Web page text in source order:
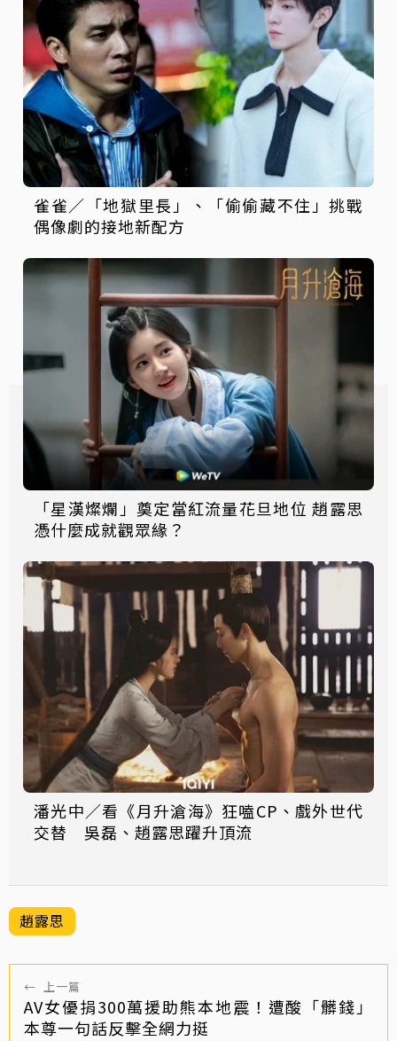
雀雀／「地獄里長」、「偷偷藏不住」挑戰
偶像劇的接地新配方
「星漢燦爛」奠定當紅流量花旦地位 趙露思
憑什麼成就觀眾緣？
潘光中／看《月升滄海》狂嗑CP、戲外世代
交替 吳磊、趙露思躍升頂流
趙露思
← 上一篇
AV女優捐300萬援助熊本地震！遭酸「髒錢」
本尊一句話反擊全網力挺